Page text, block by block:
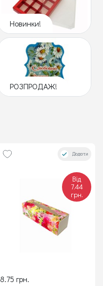
Новинки!
РОЗПРОДАЖ!
Додати
8.75 грн.
Від
7.44
грн.